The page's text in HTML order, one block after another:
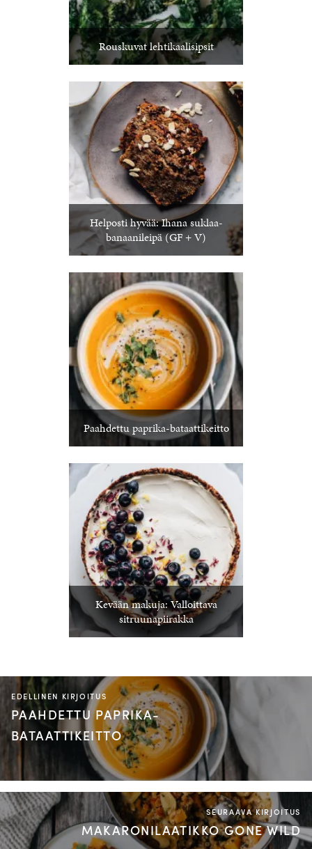
Rouskuvat lehtikaalisipsit
Helposti hyvää: Ihana suklaa-
banaanileipä (GF + V)
Paahdettu paprika-bataattikeitto
Kevään makuja: Valloittava
sitruunapiirakka
EDELLINEN KIRJOITUS
PAAHDETTU PAPRIKA-
BATAATTIKEITTO
SEURAAVA KIRJOITUS
MAKARONILAATIKKO GONE WILD